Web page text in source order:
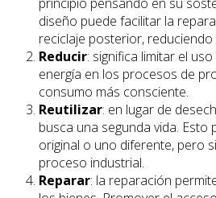
diseño puede facilitar la
reciclaje posterior, reduciendo
Reducir: significa limitar el
energía en los procesos de
consumo más consciente.
Reutilizar: en lugar de
busca una segunda vida. Esto
original o uno diferente, pero
proceso industrial.
Reparar: la reparación